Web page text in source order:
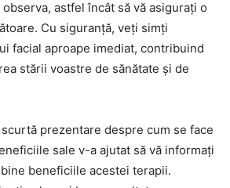
astfel încât să vă asigurați o
Cu siguranță, veți simți
facial aproape imediat, contribuind
stării voastre de sănătate și de
prezentare despre cum se face
sale v-a ajutat să vă informați
beneficiile acestei terapii.